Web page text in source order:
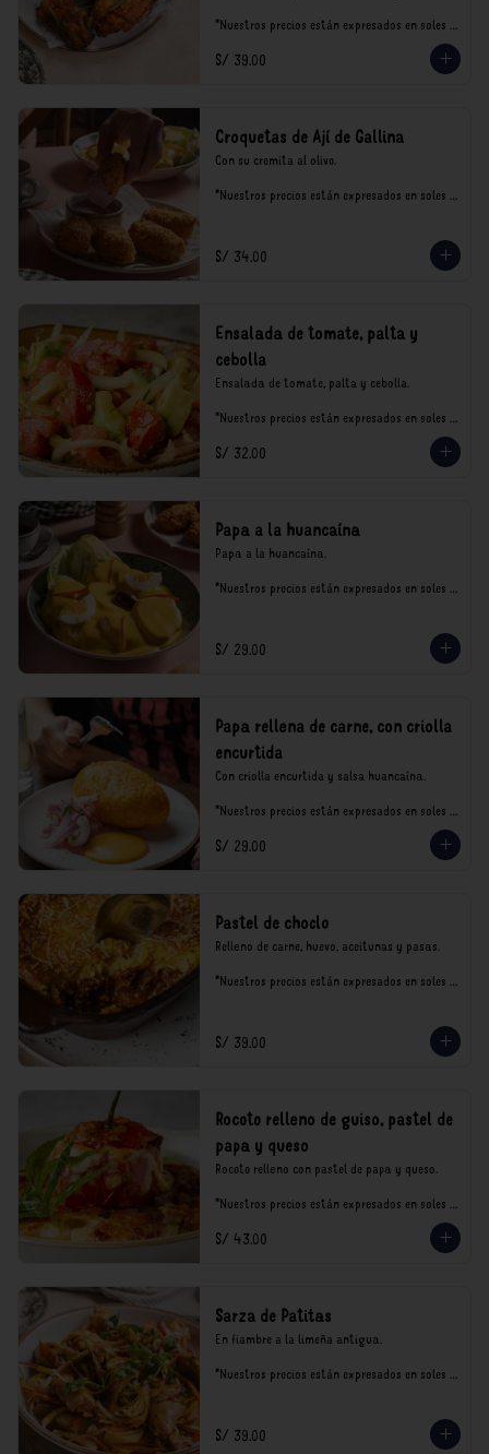
*Nuestros precios están expresados en soles e
consumo.
S/ 39.00
Croquetas de Ají de Gallina
Con su cremita al olivo.
*Nuestros precios están expresados en soles e
S/ 34.00
Ensalada de tomate, palta y
cebolla
Ensalada de tomate, palta y cebolla.
*Nuestros precios están expresados en soles e
consumo.
S/ 32.00
Papa a la huancaína
Papa a la huancaína.
*Nuestros precios están expresados en soles e
S/ 29.00
Papa rellena de carne, con criolla
encurtida
Con criolla encurtida y salsa huancaína.
*Nuestros precios están expresados en soles e
consumo.
S/ 29.00
Pastel de choclo
Relleno de carne, huevo, aceitunas y pasas.
*Nuestros precios están expresados en soles e
S/ 39.00
Rocoto relleno de guiso, pastel de
papa y queso
Rocoto relleno con pastel de papa y queso.
*Nuestros precios están expresados en soles e
consumo.
S/ 43.00
Sarza de Patitas
En fiambre a la limeña antigua.
*Nuestros precios están expresados en soles e
S/ 39.00